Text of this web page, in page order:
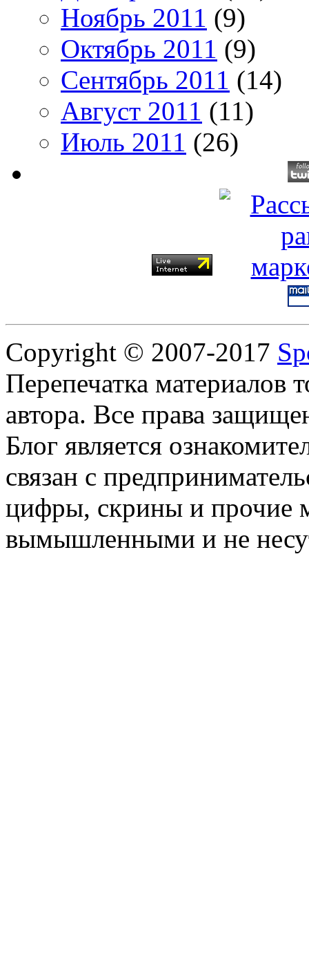
Ноябрь 2011 (9)
Октябрь 2011 (9)
Сентябрь 2011 (14)
Август 2011 (11)
Июль 2011 (26)
Copyright © 2007-2017
Перепечатка материалов
автора. Все права
Блог является
связан с
цифры, скрины и прочие
вымышленными и не